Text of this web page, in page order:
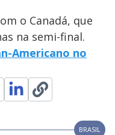
o Canadá, que
na semi-final.
Americano no
BRASIL